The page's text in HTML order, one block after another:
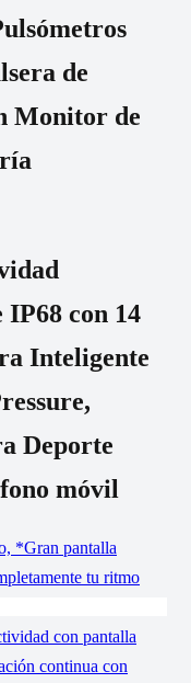
de
Monitor de
con 14
Inteligente
Deporte
móvil